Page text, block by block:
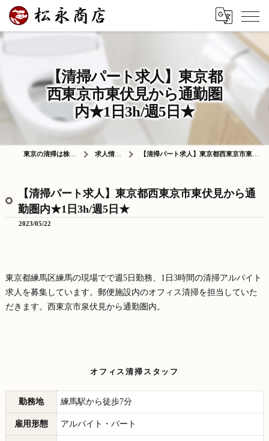
【清掃パート求人】東京都
西東京市東伏見から通勤圏
内★1日3h/週5日★
東京の清掃は株式会社松永商店 求人情報ブログ 【清掃パート求人】東京都西東京市東伏見から通勤圏内★1日3h/週5日★
【清掃パート求人】東京都西東京市東伏見から通
勤圏内★1日3h/週5日★
2023/05/22
東京都練馬区練馬の現場でで週5日勤務、1日3時間の清掃アルバイト
求人を募集しています。郵便施設内のオフィス清掃を担当していた
だきます。西東京市泉伏見から通勤圏内。
オフィス清掃スタッフ
勤務地 練馬駅から徒歩7分
雇用形態 アルバイト・パート